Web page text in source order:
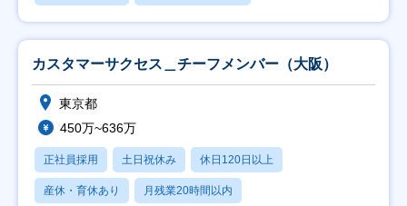
カスタマーサクセス＿チーフメンバー（大阪）
東京都
450万~636万
正社員採用 土日祝休み 休日120日以上
産休・育休あり 月残業20時間以内